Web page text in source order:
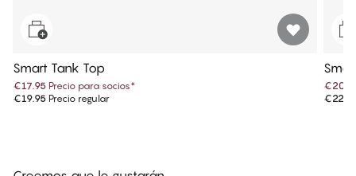
Smart Tank Top
€17.95 Precio para socios*
€19.95 Precio regular